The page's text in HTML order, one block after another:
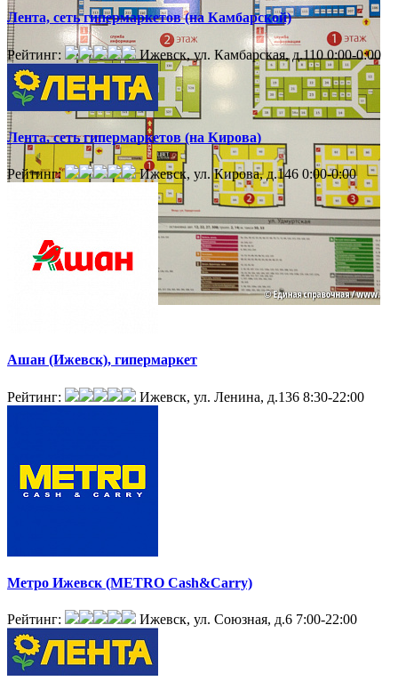
Лента, сеть гипермаркетов (на Камбарской)
Рейтинг: Ижевск, ул. Камбарская, д.110 0:00-0:00
Лента, сеть гипермаркетов (на Кирова)
Рейтинг: Ижевск, ул. Кирова, д.146 0:00-0:00
Ашан (Ижевск), гипермаркет
Рейтинг: Ижевск, ул. Ленина, д.136 8:30-22:00
Метро Ижевск (METRO Cash&Carry)
Рейтинг: Ижевск, ул. Союзная, д.6 7:00-22:00